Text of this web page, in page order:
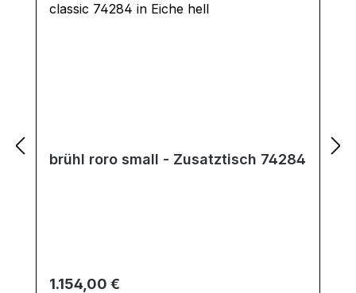
brühl roro small - Zusatztisch 74284
Regulärer Preis:
1.154,00 €